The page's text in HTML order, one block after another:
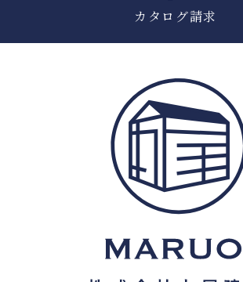
カタログ請求